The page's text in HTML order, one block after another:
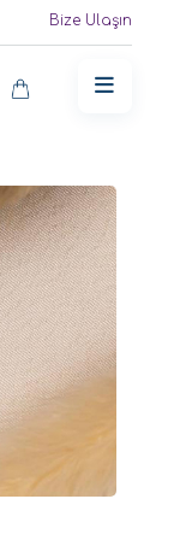
Bize Ulaşın